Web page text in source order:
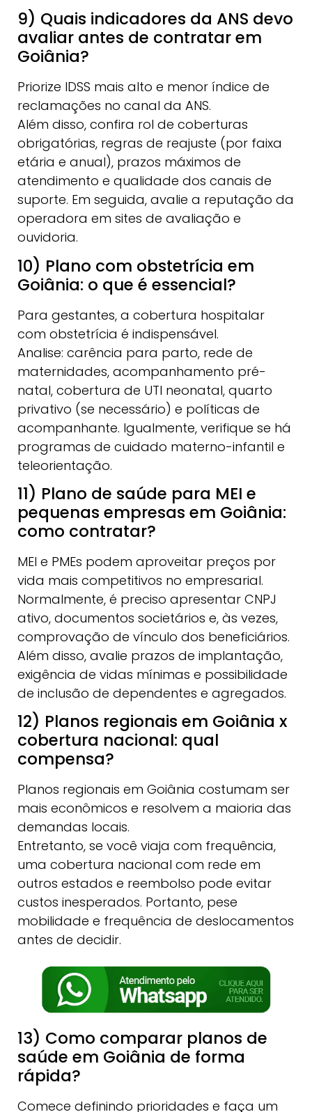
9) Quais indicadores da ANS devo
avaliar antes de contratar em
Goiânia?
Priorize IDSS mais alto e menor índice de
reclamações no canal da ANS.
Além disso, confira rol de coberturas
obrigatórias, regras de reajuste (por faixa
etária e anual), prazos máximos de
atendimento e qualidade dos canais de
suporte. Em seguida, avalie a reputação da
operadora em sites de avaliação e
ouvidoria.
10) Plano com obstetrícia em
Goiânia: o que é essencial?
Para gestantes, a cobertura hospitalar
com obstetrícia é indispensável.
Analise: carência para parto, rede de
maternidades, acompanhamento pré-
natal, cobertura de UTI neonatal, quarto
privativo (se necessário) e políticas de
acompanhante. Igualmente, verifique se há
programas de cuidado materno-infantil e
teleorientação.
11) Plano de saúde para MEI e
pequenas empresas em Goiânia:
como contratar?
MEI e PMEs podem aproveitar preços por
vida mais competitivos no empresarial.
Normalmente, é preciso apresentar CNPJ
ativo, documentos societários e, às vezes,
comprovação de vínculo dos beneficiários.
Além disso, avalie prazos de implantação,
exigência de vidas mínimas e possibilidade
de inclusão de dependentes e agregados.
12) Planos regionais em Goiânia x
cobertura nacional: qual
compensa?
Planos regionais em Goiânia costumam ser
mais econômicos e resolvem a maioria das
demandas locais.
Entretanto, se você viaja com frequência,
uma cobertura nacional com rede em
outros estados e reembolso pode evitar
custos inesperados. Portanto, pese
mobilidade e frequência de deslocamentos
antes de decidir.
13) Como comparar planos de
saúde em Goiânia de forma
rápida?
Comece definindo prioridades e faça um